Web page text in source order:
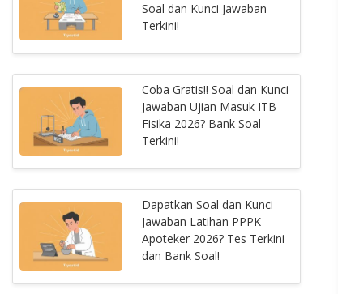
Soal dan Kunci Jawaban
Terkini!
Coba Gratis!! Soal dan Kunci
Jawaban Ujian Masuk ITB
Fisika 2026? Bank Soal
Terkini!
Dapatkan Soal dan Kunci
Jawaban Latihan PPPK
Apoteker 2026? Tes Terkini
dan Bank Soal!